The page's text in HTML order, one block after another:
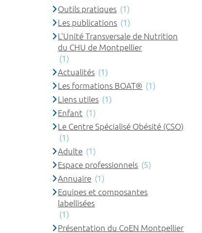
Outils pratiques (1)
Les publications (1)
L'Unité Transversale de Nutrition
du CHU de Montpellier
(1)
Actualités (1)
Les formations BOAT® (1)
Liens utiles (1)
Enfant (1)
Le Centre Spécialisé Obésité (CSO)
(1)
Adulte (1)
Espace professionnels (5)
Annuaire (1)
Equipes et composantes
labellisées
(1)
Présentation du CoEN Montpellier